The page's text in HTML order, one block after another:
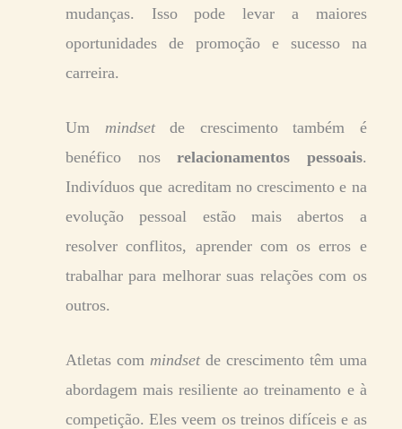
mudanças. Isso pode levar a maiores
oportunidades de promoção e sucesso na
carreira.
Um mindsetde crescimento também é
benéfico nosrelacionamentos pessoais.
Indivíduos que acreditam no crescimento e na
evolução pessoal estão mais abertos a
resolver conflitos, aprender com os erros e
trabalhar para melhorar suas relações com os
outros.
Atletas com mindset de crescimento têm uma
abordagem mais resiliente ao treinamento e à
competição. Eles veem os treinos difíceis e as